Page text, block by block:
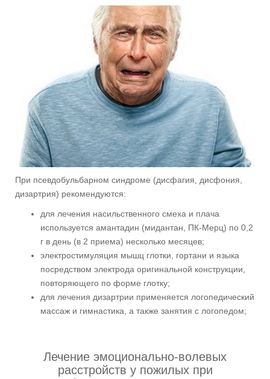
При псевдобульбарном синдроме (дисфагия, дисфония,
дизартрия) рекомендуются:
для лечения насильственного смеха и плача
используется амантадин (мидантан, ПК-Мерц) по 0,2
г в день (в 2 приема) несколько месяцев;
электростимуляция мышц глотки, гортани и языка
посредством электрода оригинальной конструкции,
повторяющего по форме глотку;
для лечения дизартрии применяется логопедический
массаж и гимнастика, а также занятия с логопедом;
Лечение эмоционально-волевых
расстройств у пожилых при